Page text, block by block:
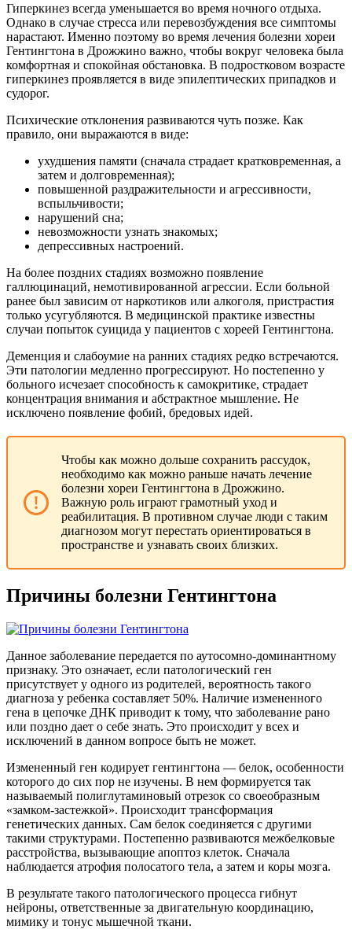
Гиперкинез всегда уменьшается во время ночного отдыха.
Однако в случае стресса или перевозбуждения все симптомы
нарастают. Именно поэтому во время лечения болезни хореи
Гентингтона в Дрожжино важно, чтобы вокруг человека была
комфортная и спокойная обстановка. В подростковом возрасте
гиперкинез проявляется в виде эпилептических припадков и
судорог.
Психические отклонения развиваются чуть позже. Как
правило, они выражаются в виде:
ухудшения памяти (сначала страдает кратковременная, а
затем и долговременная);
повышенной раздражительности и агрессивности,
вспыльчивости;
нарушений сна;
невозможности узнать знакомых;
депрессивных настроений.
На более поздних стадиях возможно появление
галлюцинаций, немотивированной агрессии. Если больной
ранее был зависим от наркотиков или алкоголя, пристрастия
только усугубляются. В медицинской практике известны
случаи попыток суицида у пациентов с хореей Гентингтона.
Деменция и слабоумие на ранних стадиях редко встречаются.
Эти патологии медленно прогрессируют. Но постепенно у
больного исчезает способность к самокритике, страдает
концентрация внимания и абстрактное мышление. Не
исключено появление фобий, бредовых идей.
Чтобы как можно дольше сохранить рассудок,
необходимо как можно раньше начать лечение
болезни хореи Гентингтона в Дрожжино.
Важную роль играют грамотный уход и
реабилитация. В противном случае люди с таким
диагнозом могут перестать ориентироваться в
пространстве и узнавать своих близких.
Причины болезни Гентингтона
Данное заболевание передается по аутосомно-доминантному
признаку. Это означает, если патологический ген
присутствует у одного из родителей, вероятность такого
диагноза у ребенка составляет 50%. Наличие измененного
гена в цепочке ДНК приводит к тому, что заболевание рано
или поздно дает о себе знать. Это происходит у всех и
исключений в данном вопросе быть не может.
Измененный ген кодирует гентингтона — белок, особенности
которого до сих пор не изучены. В нем формируется так
называемый полиглутаминовый отрезок со своеобразным
«замком-застежкой». Происходит трансформация
генетических данных. Сам белок соединяется с другими
такими структурами. Постепенно развиваются межбелковые
расстройства, вызывающие апоптоз клеток. Сначала
наблюдается атрофия полосатого тела, а затем и коры мозга.
В результате такого патологического процесса гибнут
нейроны, ответственные за двигательную координацию,
мимику и тонус мышечной ткани.